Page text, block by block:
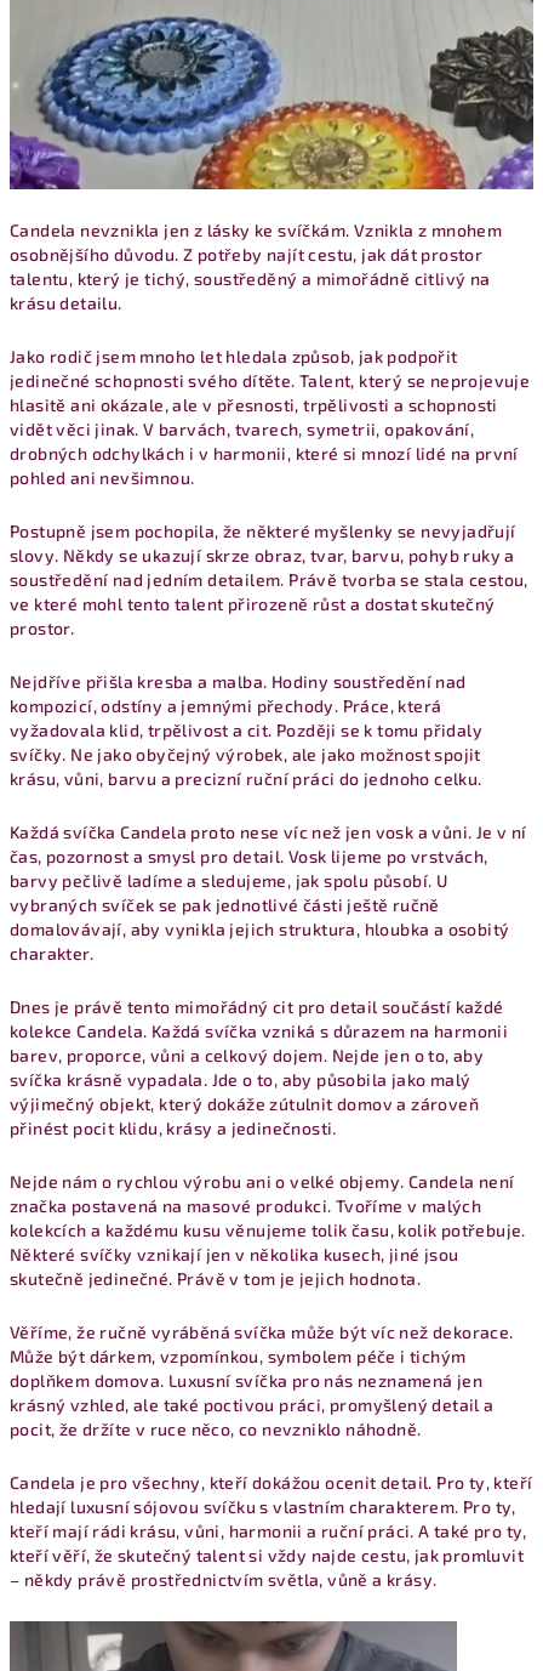
Candela nevznikla jen z lásky ke svíčkám. Vznikla z mnohem
osobnějšího důvodu. Z potřeby najít cestu, jak dát prostor
talentu, který je tichý, soustředěný a mimořádně citlivý na
krásu detailu.
Jako rodič jsem mnoho let hledala způsob, jak podpořit
jedinečné schopnosti svého dítěte. Talent, který se neprojevuje
hlasitě ani okázale, ale v přesnosti, trpělivosti a schopnosti
vidět věci jinak. V barvách, tvarech, symetrii, opakování,
drobných odchylkách i v harmonii, které si mnozí lidé na první
pohled ani nevšimnou.
Postupně jsem pochopila, že některé myšlenky se nevyjadřují
slovy. Někdy se ukazují skrze obraz, tvar, barvu, pohyb ruky a
soustředění nad jedním detailem. Právě tvorba se stala cestou,
ve které mohl tento talent přirozeně růst a dostat skutečný
prostor.
Nejdříve přišla kresba a malba. Hodiny soustředění nad
kompozicí, odstíny a jemnými přechody. Práce, která
vyžadovala klid, trpělivost a cit. Později se k tomu přidaly
svíčky. Ne jako obyčejný výrobek, ale jako možnost spojit
krásu, vůni, barvu a precizní ruční práci do jednoho celku.
Každá svíčka Candela proto nese víc než jen vosk a vůni. Je v ní
čas, pozornost a smysl pro detail. Vosk lijeme po vrstvách,
barvy pečlivě ladíme a sledujeme, jak spolu působí. U
vybraných svíček se pak jednotlivé části ještě ručně
domalovávají, aby vynikla jejich struktura, hloubka a osobitý
charakter.
Dnes je právě tento mimořádný cit pro detail součástí každé
kolekce Candela. Každá svíčka vzniká s důrazem na harmonii
barev, proporce, vůni a celkový dojem. Nejde jen o to, aby
svíčka krásně vypadala. Jde o to, aby působila jako malý
výjimečný objekt, který dokáže zútulnit domov a zároveň
přinést pocit klidu, krásy a jedinečnosti.
Nejde nám o rychlou výrobu ani o velké objemy. Candela není
značka postavená na masové produkci. Tvoříme v malých
kolekcích a každému kusu věnujeme tolik času, kolik potřebuje.
Některé svíčky vznikají jen v několika kusech, jiné jsou
skutečně jedinečné. Právě v tom je jejich hodnota.
Věříme, že ručně vyráběná svíčka může být víc než dekorace.
Může být dárkem, vzpomínkou, symbolem péče i tichým
doplňkem domova. Luxusní svíčka pro nás neznamená jen
krásný vzhled, ale také poctivou práci, promyšlený detail a
pocit, že držíte v ruce něco, co nevzniklo náhodně.
Candela je pro všechny, kteří dokážou ocenit detail. Pro ty, kteří
hledají luxusní sójovou svíčku s vlastním charakterem. Pro ty,
kteří mají rádi krásu, vůni, harmonii a ruční práci. A také pro ty,
kteří věří, že skutečný talent si vždy najde cestu, jak promluvit
– někdy právě prostřednictvím světla, vůně a krásy.